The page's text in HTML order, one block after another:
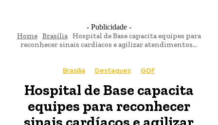
- Publicidade -
Home Brasília
Hospital de Base capacita equipes para
reconhecer sinais cardíacos e agilizar atendimentos...
Brasília Destaques GDF
Hospital de Base capacita
equipes para reconhecer